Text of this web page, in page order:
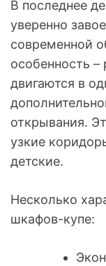
В последнее
уверенно
современной
особенность
двигаются в
открывания.
узкие
детские.
Несколько
шкафов-купе: